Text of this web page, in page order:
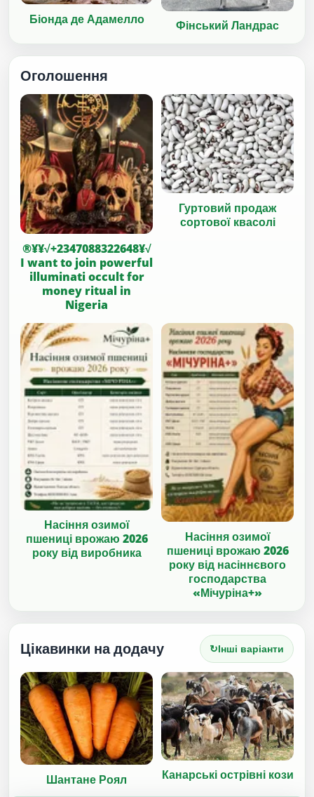
Біонда де Адамелло Фінський Ландрас
Оголошення
®¥¥√+2347088322648¥√
I want to join powerful
illuminati occult for
money ritual in
Nigeria
Гуртовий продаж
сортової квасолі
Насіння озимої
пшениці врожаю 2026
року від виробника
Насіння озимої
пшениці врожаю 2026
року від насіннєвого
господарства
«Мічуріна+»
Цікавинки на додачу ↻Інші варіанти
Шантане Роял Канарські острівні кози